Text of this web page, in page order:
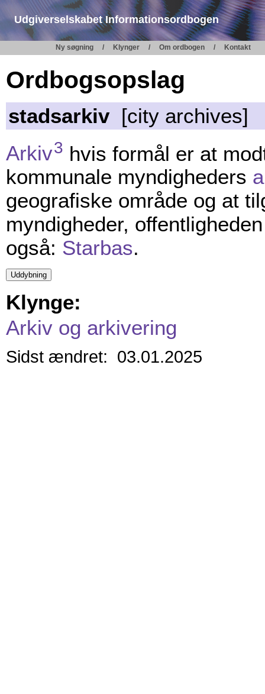
Udgiverselskabet Informationsordbogen
Ny søgning Klynger Om ordbogen Kontakt
Ordbogsopslag
stadsarkiv[city archives]
Arkiv3 hvis formål er at
kommunale myndigheders
geografiske område og at
myndigheder,
også: Starbas.
Klynge:
Arkiv og arkivering
Sidst ændret: 03.01.2025